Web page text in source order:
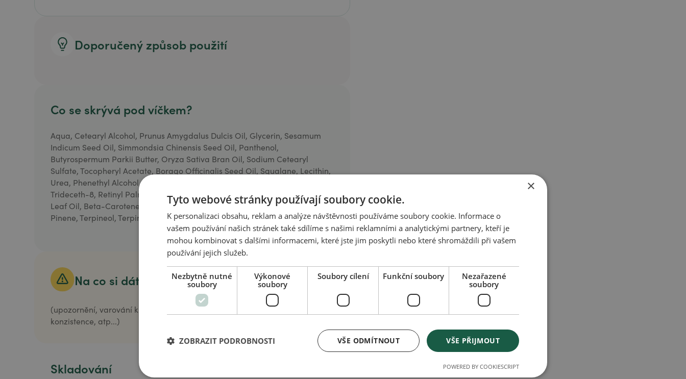
Doporučený způsob použití
Co se skrývá pod víčkem?
Aqua, Cetearyl Alcohol, Prunus Amygdalus Dulcis Oil, Glycerin, Sesamum
Indicum Seed Oil, Simmondsia Chinensis Seed Oil, Panthenol,
Butyrospermum Parkii Butter, Oryza Sativa Bran Oil, Sodium Cetearyl
Sulfate, Tocopheryl Acetate, Borago Officinalis Seed Oil, Squalane, Lecithin,
Urea, Phenethyl Alcohol, Citrus LimonPeel Oil, Caprylyl Glycol, Lactic Acid,
Trideceth-8, Retinyl Palmitate, Allantoin, Ascorbic Acid, Barosma Betulina
Leaf Oil, Beta-Carotene, Zea Mays Oil, Citral, Geranyl Acetate, Limonene,
Pinene, Terpineol, Terpinolene
Na co si dát pozor
(upozornění, varování k bezpečnému používání, změna barvy a
konzistence, atp...)
Skladování
×
Tyto webové stránky používají soubory cookie.
K personalizaci obsahu, reklam a analýze návštěvnosti používáme soubory cookie. Informace o
vašem používání našich stránek také sdílíme s našimi reklamními a analytickými partnery, kteří je
mohou kombinovat s dalšími informacemi, které jste jim poskytli nebo které shromáždili při vašem
používání jejich služeb.
Nezbytně nutné
soubory
Výkonové
soubory
Soubory cílení Funkční soubory
Nezařazené
soubory
VŠE PŘIJMOUT
VŠE ODMÍTNOUT
ZOBRAZIT PODROBNOSTI
POWERED BY COOKIESCRIPT